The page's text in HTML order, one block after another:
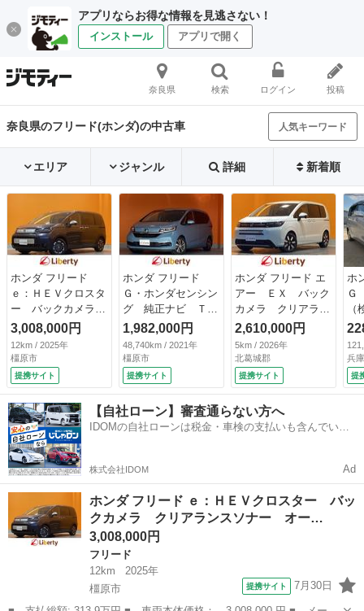
アプリならお得な情報を見逃さない！
インストール アプリで開く
奈良県 検索 ログイン 投稿
奈良県のフリード(ホンダ)の中古車 人気キーワード
エリア ジャンル 詳細 新着順
ホンダ フリード
ｅ：ＨＥＶクロスタ
ー バックカメラ
クリアランスソナ
ー オートクルーズ
コントロール レー
ンアシスト 衝突被
害軽減システム 両
側電動スライドド
ア オートライト
ＬＥＤヘッドラン
プ スマートキー
電動格納ミラー シ
ートヒーター （検
10.12）
3,008,000円
12km / 2025年
橿原市
提携サイト
ホンダ フリード
Ｇ・ホンダセンシン
グ 純正ナビ Ｔ
Ｖ ＥＴＣ バック
カメラ フリップダ
ウンモニター クリ
アランスソナー オ
ートクルーズコント
ロール レーンアシ
スト 衝突被害軽減
システム 両側電動
ートキー アルミホ
1,982,000円
48,740km / 2021年
橿原市
提携サイト
ホンダ フリード エ
アー ＥＸ バック
カメラ クリアラン
スソナー オートク
ルーズコントロー
ル レーンアシス
ト 衝突被害軽減シ
ステム 両側電動ス
ライドドア オート
ライト ＬＥＤヘッ
ドランプ スマート
2,610,000円
5km / 2026年
北葛城郡
提携サイト
ホ
Ｇ
兵
提
【自社ローン】審査通らない方へ
IDOMの自社ローンは税金・車検の支払いも含んでいる
株式会社IDOM Ad
ホンダ フリード ｅ：ＨＥＶクロスター バッ
クカメラ クリアランスソナー オー…
3,008,000円
フリード
12km
2025年
橿原市
提携サイト 7月30日